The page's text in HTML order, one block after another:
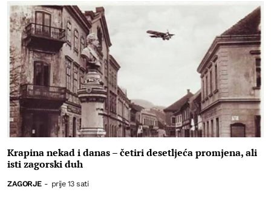
Krapina nekad i danas – četiri desetljeća promjena, ali
isti zagorski duh
ZAGORJE - prije 13 sati